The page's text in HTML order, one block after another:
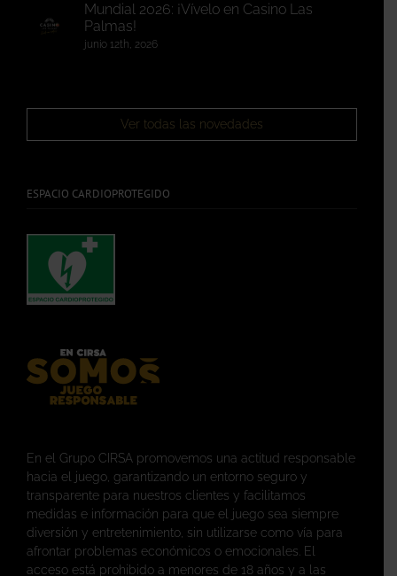
Mundial 2026: ¡Vívelo en Casino Las
Palmas!
junio 12th, 2026
Ver todas las novedades
ESPACIO CARDIOPROTEGIDO
En el Grupo CIRSA promovemos una actitud responsable
hacia el juego, garantizando un entorno seguro y
transparente para nuestros clientes y facilitamos
medidas e información para que el juego sea siempre
diversión y entretenimiento, sin utilizarse como vía para
afrontar problemas económicos o emocionales. El
acceso está prohibido a menores de 18 años y a las